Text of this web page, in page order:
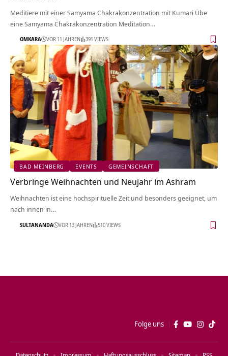
Meditiere mit einer Samyama Chakrakonzentration mit Kumari Übe
eine Samyama Chakrakonzentration Meditation…
OMKARA VOR 11 JAHREN 391 VIEWS
BAD MEINBERG EVENTS GEMEINSCHAFT
Verbringe Weihnachten und Neujahr im Ashram
Weihnachten ist eine hochspirituelle Zeit und besonders geeignet, um
nach innen in…
SULTANANDA VOR 13 JAHREN 510 VIEWS
Folge uns